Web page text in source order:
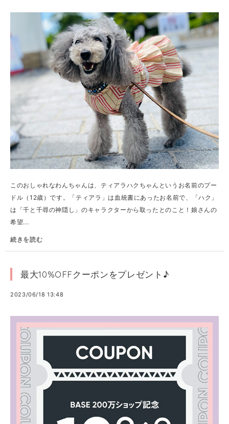
このおしゃれなわんちゃんは、ティアラハクちゃんというお名前のプー
ドル（12歳）です。「ティアラ」は血統書にあったお名前で、「ハク」
は「千と千尋の神隠し」のキャラクターから取ったとのこと！娘さんの
希望...
続きを読む
最大10%OFFクーポンをプレゼント♪
2023/06/18 13:48